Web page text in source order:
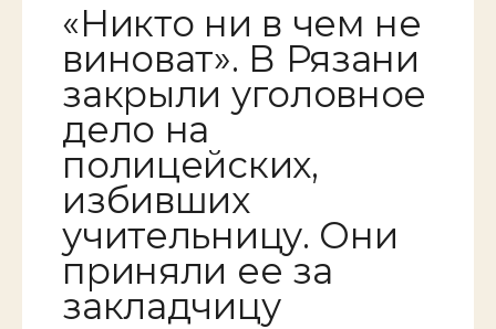
«Никто ни в чем не
виноват». В Рязани
закрыли уголовное
дело на
полицейских,
избивших
учительницу. Они
приняли ее за
закладчицу